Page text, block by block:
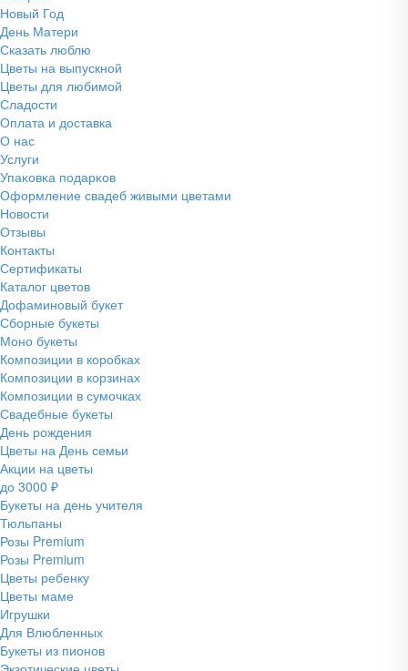
Новый Год
День Матери
Сказать люблю
Цветы на выпускной
Цветы для любимой
Сладости
Оплата и доставка
О нас
Услуги
Упаĸовĸа подарĸов
Оформление свадеб живыми цветами
Новости
Отзывы
Контакты
Сертификаты
Каталог цветов
Дофаминовый букет
Сборные букеты
Моно букеты
Композиции в коробках
Композиции в корзинах
Композиции в сумочках
Свадебные букеты
День рождения
Цветы на День семьи
Акции на цветы
до 3000 ₽
Букеты на день учителя
Тюльпаны
Розы Premium
Розы Premium
Цветы ребенку
Цветы маме
Игрушки
Для Влюбленных
Букеты из пионов